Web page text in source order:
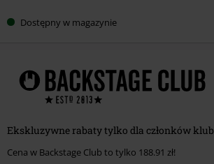
Dostępny w magazynie
Ekskluzywne rabaty tylko dla członków
Cena w Backstage Club to tylko 188.91 zł!